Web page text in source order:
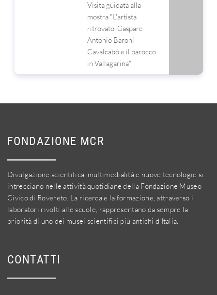
Visita guidata alla
mostra "L'artista
ritrovato. Gaspare
Antonio Baroni
Cavalcabò e il barocco
in Vallagarina"
FONDAZIONE MCR
Divulgazione scientifica, multimedialità e nuove tecnologie si
intrecciano nelle attività quotidiane della Fondazione Museo
Civico di Rovereto. La ricerca e la formazione, attraverso i
laboratori rivolti alle scuole, rappresentano da sempre la
priorità di uno dei musei scientifici più antichi d'Italia.
CONTATTI